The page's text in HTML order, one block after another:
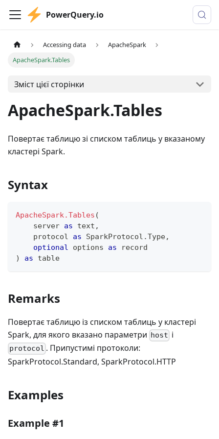
PowerQuery.io
Accessing data
ApacheSpark
ApacheSpark.Tables
Зміст цієї сторінки
ApacheSpark.Tables
Повертає таблицю зі списком таблиць у вказаному
кластері Spark.
Syntax
ApacheSpark.Tables (
    server
as text ,
    protocol
as SparkProtocol.Type,
optional options as
record
)
as table
Remarks
Повертає таблицю із списком таблиць у кластері
Spark, для якого вказано параметри host і
protocol . Припустимі протоколи:
SparkProtocol.Standard, SparkProtocol.HTTP
Examples
Example #1